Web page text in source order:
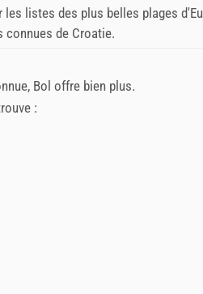
listes des plus belles plages
connues de Croatie.
Bol offre bien plus.
: